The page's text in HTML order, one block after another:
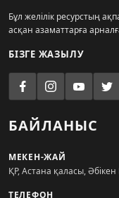
Бұл желілік ресурстың
асқан азаматтарға
БІЗГЕ ЖАЗЫЛУ
БАЙЛАНЫС
МЕКЕН-ЖАЙ
ҚР, Астана қаласы,
ТЕЛЕФОН